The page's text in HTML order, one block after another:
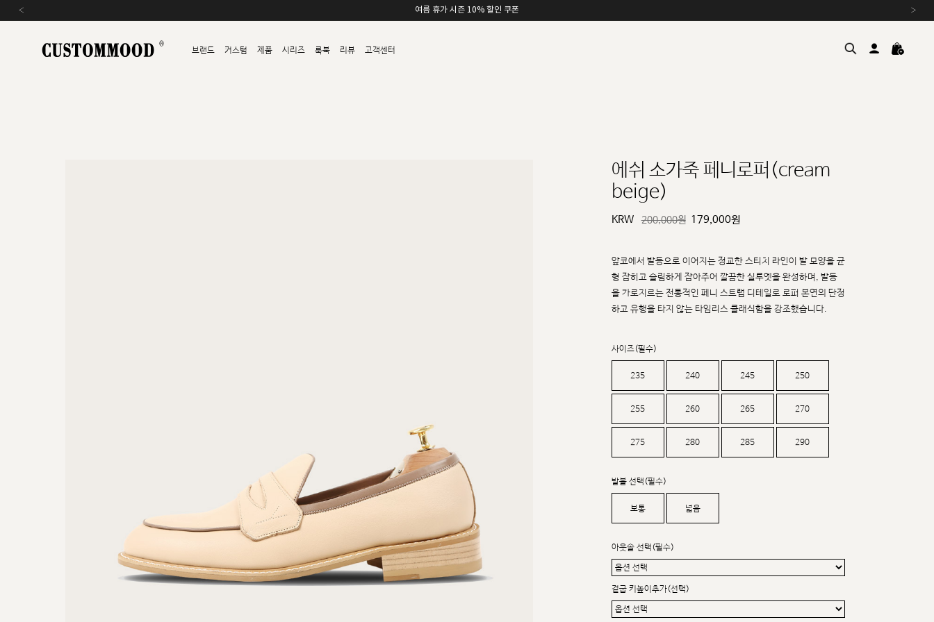
여름 휴가 시즌 10% 할인 쿠폰
‹ ›
브랜드 커스텀 제품 시리즈 룩북 리뷰 고객센터
sat,sun,holiday off
에쉬 소가죽 페니로퍼(cream
beige)
KRW 200,000원 179,000원
앞코에서 발등으로 이어지는 정교한 스티치 라인이 발 모양을 균
형 잡히고 슬림하게 잡아주어 깔끔한 실루엣을 완성하며, 발등
을 가로지르는 전통적인 페니 스트랩 디테일로 로퍼 본연의 단정
하고 유행을 타지 않는 타임리스 클래식함을 강조했습니다.
사이즈(필수)
235 240 245 250
255 260 265 270
275 280 285 290
발볼 선택(필수)
보통 넓음
아웃솔 선택(필수)
겉굽 키높이추가(선택)